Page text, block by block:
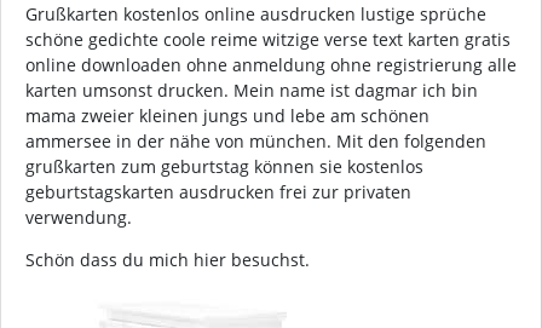
Grußkarten kostenlos online ausdrucken lustige sprüche
schöne gedichte coole reime witzige verse text karten gratis
online downloaden ohne anmeldung ohne registrierung alle
karten umsonst drucken. Mein name ist dagmar ich bin
mama zweier kleinen jungs und lebe am schönen
ammersee in der nähe von münchen. Mit den folgenden
grußkarten zum geburtstag können sie kostenlos
geburtstagskarten ausdrucken frei zur privaten
verwendung.
Schön dass du mich hier besuchst.